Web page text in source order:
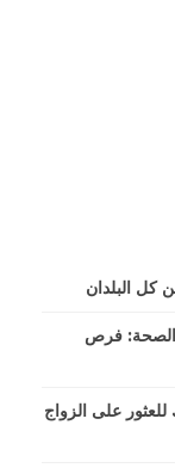
كل البلدان
الصحة: فرص
تعارف في 2025: دليلك للعثور على الزواج